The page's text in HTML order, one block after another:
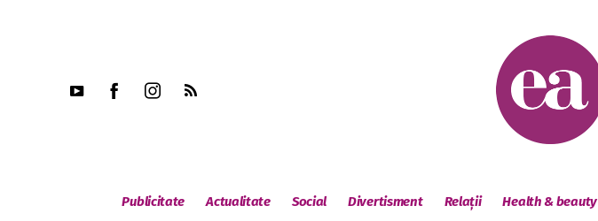
Publicitate Actualitate Social Divertisment Relații Health & beauty